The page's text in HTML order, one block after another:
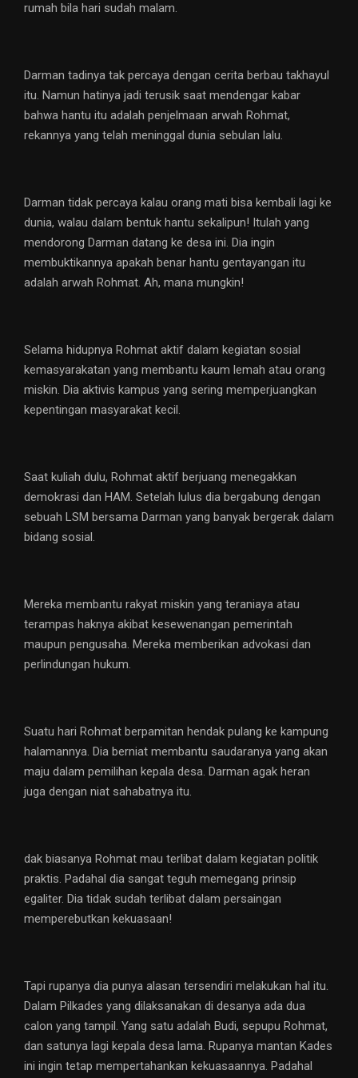
rumah bila hari sudah malam.
Darman tadinya tak percaya dengan cerita berbau takhayul
itu. Namun hatinya jadi terusik saat mendengar kabar
bahwa hantu itu adalah penjelmaan arwah Rohmat,
rekannya yang telah meninggal dunia sebulan lalu.
Darman tidak percaya kalau orang mati bisa kembali lagi ke
dunia, walau dalam bentuk hantu sekalipun! Itulah yang
mendorong Darman datang ke desa ini. Dia ingin
membuktikannya apakah benar hantu gentayangan itu
adalah arwah Rohmat. Ah, mana mungkin!
Selama hidupnya Rohmat aktif dalam kegiatan sosial
kemasyarakatan yang membantu kaum lemah atau orang
miskin. Dia aktivis kampus yang sering memperjuangkan
kepentingan masyarakat kecil.
Saat kuliah dulu, Rohmat aktif berjuang menegakkan
demokrasi dan HAM. Setelah lulus dia bergabung dengan
sebuah LSM bersama Darman yang banyak bergerak dalam
bidang sosial.
Mereka membantu rakyat miskin yang teraniaya atau
terampas haknya akibat kesewenangan pemerintah
maupun pengusaha. Mereka memberikan advokasi dan
perlindungan hukum.
Suatu hari Rohmat berpamitan hendak pulang ke kampung
halamannya. Dia berniat membantu saudaranya yang akan
maju dalam pemilihan kepala desa. Darman agak heran
juga dengan niat sahabatnya itu.
dak biasanya Rohmat mau terlibat dalam kegiatan politik
praktis. Padahal dia sangat teguh memegang prinsip
egaliter. Dia tidak sudah terlibat dalam persaingan
memperebutkan kekuasaan!
Tapi rupanya dia punya alasan tersendiri melakukan hal itu.
Dalam Pilkades yang dilaksanakan di desanya ada dua
calon yang tampil. Yang satu adalah Budi, sepupu Rohmat,
dan satunya lagi kepala desa lama. Rupanya mantan Kades
ini ingin tetap mempertahankan kekuasaannya. Padahal